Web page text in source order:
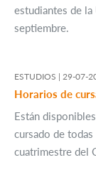
estudiantes de la
septiembre.
ESTUDIOS | 29-07-
Horarios de
Están
cursado de
cuatrimestre del